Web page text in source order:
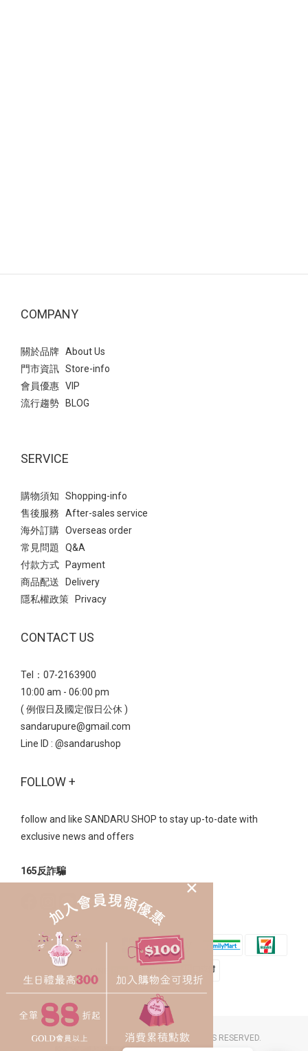
COMPANY
關於品牌 About Us
門市資訊 Store-info
會員優惠 VIP
流行趨勢 BLOG
SERVICE
購物須知 Shopping-info
售後服務 After-sales service
海外訂購 Overseas order
常見問題 Q&A
付款方式 Payment
商品配送 Delivery
隱私權政策 Privacy
CONTACT US
Tel：07-2163900
10:00 am - 06:00 pm
( 例假日及國定假日公休 )
sandarupure@gmail.com
Line ID : @sandarushop
FOLLOW +
follow and like SANDARU SHOP to stay up-to-date with
exclusive news and offers
165反詐騙
2023 © SANDARU SHOP CO. LTD. ALL RIGHTS RESERVED.